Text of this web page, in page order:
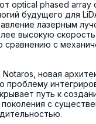
optical phased array
будущего для
лазерным
высокую
сравнению с
Notaros , новая
проблему
путь к
с